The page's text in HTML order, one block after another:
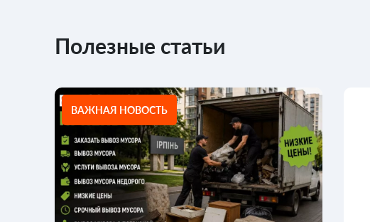
Полезные статьи
ВАЖНАЯ НОВОСТЬ